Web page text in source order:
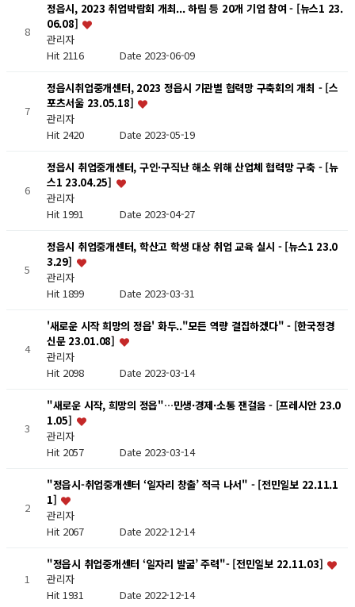
8
정읍시, 2023 취업박람회 개최... 하림 등 20개 기업 참여 - [뉴스1 23.
06.08]
관리자
Hit 2116 Date 2023-06-09
7
정읍시취업중개센터, 2023 정읍시 기관별 협력망 구축회의 개최 - [스
포츠서울 23.05.18]
관리자
Hit 2420 Date 2023-05-19
6
정읍시 취업중개센터, 구인·구직난 해소 위해 산업체 협력망 구축 - [뉴
스1 23.04.25]
관리자
Hit 1991 Date 2023-04-27
5
정읍시 취업중개센터, 학산고 학생 대상 취업 교육 실시 - [뉴스1 23.0
3.29]
관리자
Hit 1899 Date 2023-03-31
4
'새로운 시작 희망의 정읍' 화두.."모든 역량 결집하겠다" - [한국정경
신문 23.01.08]
관리자
Hit 2098 Date 2023-03-14
3
"새로운 시작, 희망의 정읍"…민생·경제·소통 잰걸음 - [프레시안 23.0
1.05]
관리자
Hit 2057 Date 2023-03-14
2
"정읍시-취업중개센터 ‘일자리 창출’ 적극 나서" - [전민일보 22.11.1
1]
관리자
Hit 2067 Date 2022-12-14
1
"정읍시 취업중개센터 ‘일자리 발굴’ 주력"- [전민일보 22.11.03]
관리자
Hit 1931 Date 2022-12-14